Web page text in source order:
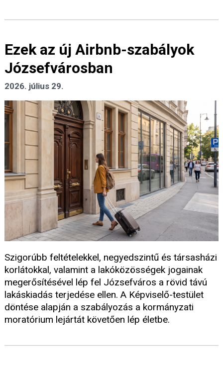
Ezek az új Airbnb-szabályok
Józsefvárosban
2026. július 29.
Szigorúbb feltételekkel, negyedszintű és társasházi
korlátokkal, valamint a lakóközösségek jogainak
megerősítésével lép fel Józsefváros a rövid távú
lakáskiadás terjedése ellen. A Képviselő-testület
döntése alapján a szabályozás a kormányzati
moratórium lejártát követően lép életbe.